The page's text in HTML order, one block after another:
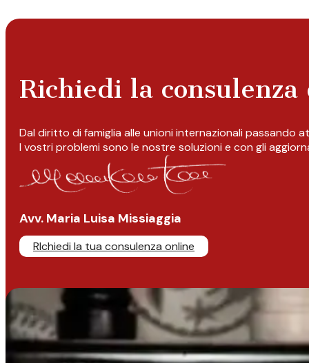
Richiedi la
Dal diritto di famiglia alle unioni internazionali passando
I vostri problemi sono le nostre soluzioni e con gli
Avv. Maria Luisa Missiaggia
RIchiedi la tua consulenza online